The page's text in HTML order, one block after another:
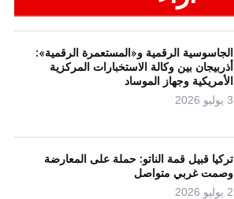
الجاسوسية الرقمية و«المستعمرة الرقمية»:
أذربيجان بين وكالة الاستخبارات المركزية
الأمريكية وجهاز الموساد
3 يوليو 2026
تركيا قبيل قمة الناتو: حملة على المعارضة
وصمت غربي متواصل
2 يوليو 2026